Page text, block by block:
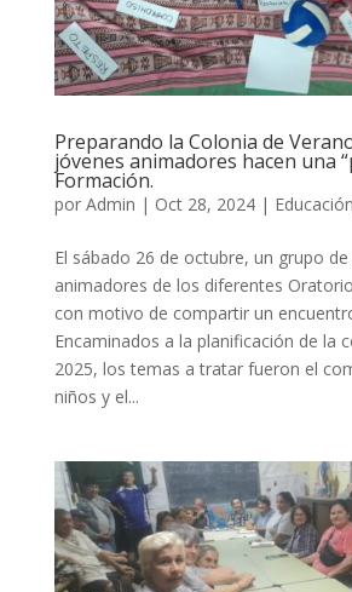
Preparando la Colonia de
jóvenes animadores hacen una
Formación.
por Admin | Oct 28, 2024| Educación
El sábado 26 de octubre, un grupo
animadores de los diferentes
con motivo de compartir un
Encaminados a la planificación de la
2025, los temas a tratar fueron el
niños y el...